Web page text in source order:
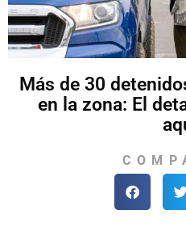
Más de 30
en la zona: El